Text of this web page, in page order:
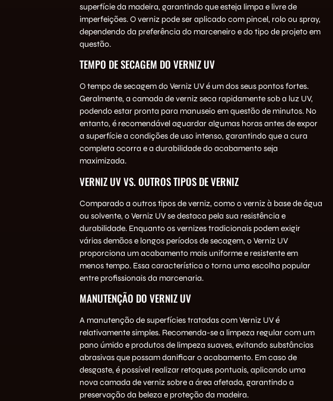
superfície da madeira, garantindo que esteja limpa e livre de
imperfeições. O verniz pode ser aplicado com pincel, rolo ou spray,
dependendo da preferência do marceneiro e do tipo de projeto em
questão.
TEMPO DE SECAGEM DO VERNIZ UV
O tempo de secagem do Verniz UV é um dos seus pontos fortes.
Geralmente, a camada de verniz seca rapidamente sob a luz UV,
podendo estar pronta para manuseio em questão de minutos. No
entanto, é recomendável aguardar algumas horas antes de expor
a superfície a condições de uso intenso, garantindo que a cura
completa ocorra e a durabilidade do acabamento seja
maximizada.
VERNIZ UV VS. OUTROS TIPOS DE VERNIZ
Comparado a outros tipos de verniz, como o verniz à base de água
ou solvente, o Verniz UV se destaca pela sua resistência e
durabilidade. Enquanto os vernizes tradicionais podem exigir
várias demãos e longos períodos de secagem, o Verniz UV
proporciona um acabamento mais uniforme e resistente em
menos tempo. Essa característica o torna uma escolha popular
entre profissionais da marcenaria.
MANUTENÇÃO DO VERNIZ UV
A manutenção de superfícies tratadas com Verniz UV é
relativamente simples. Recomenda-se a limpeza regular com um
pano úmido e produtos de limpeza suaves, evitando substâncias
abrasivas que possam danificar o acabamento. Em caso de
desgaste, é possível realizar retoques pontuais, aplicando uma
nova camada de verniz sobre a área afetada, garantindo a
preservação da beleza e proteção da madeira.